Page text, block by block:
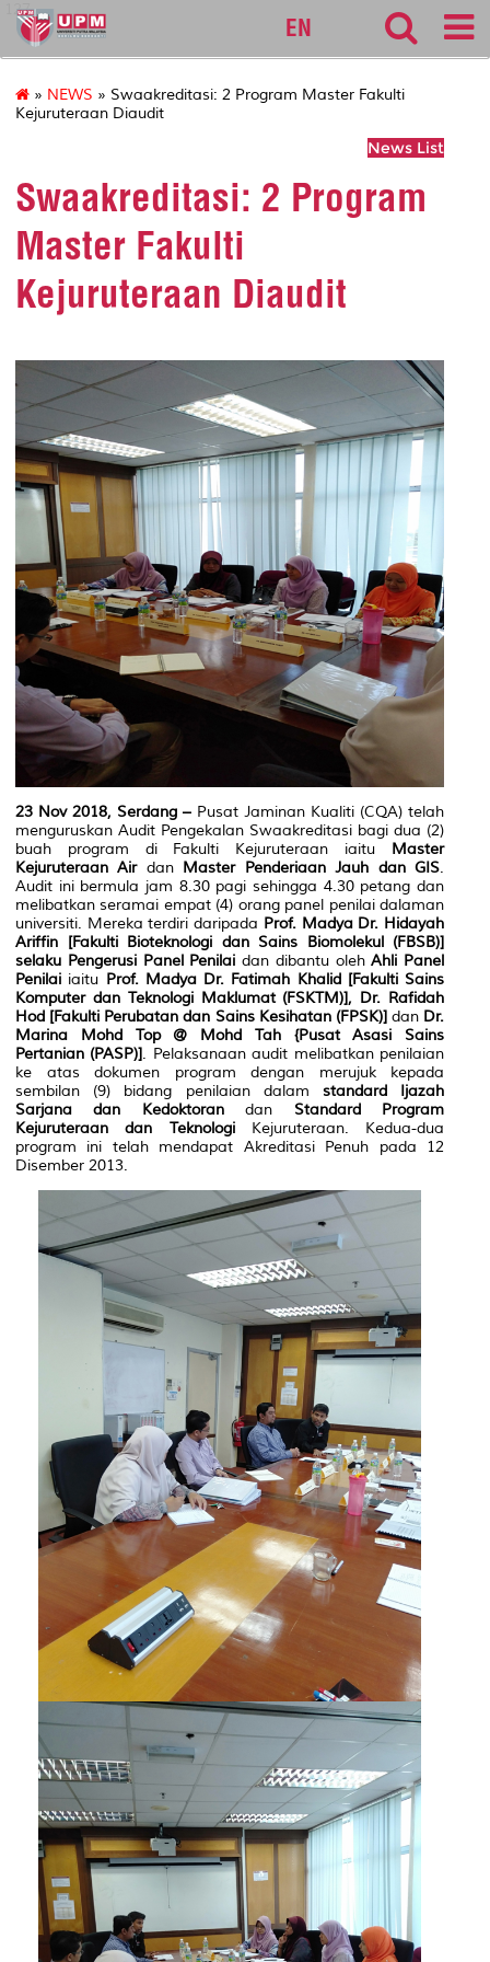
127
EN
» NEWS » Swaakreditasi: 2 Program Master Fakulti
Kejuruteraan Diaudit
News List
Swaakreditasi: 2 Program
Master Fakulti
Kejuruteraan Diaudit
23 Nov 2018, Serdang – Pusat Jaminan Kualiti (CQA) telah
menguruskan Audit Pengekalan Swaakreditasi bagi dua (2)
buah program di Fakulti Kejuruteraan iaitu Master
Kejuruteraan Air danMaster Penderiaan Jauh dan GIS.
Audit ini bermula jam 8.30 pagi sehingga 4.30 petang dan
melibatkan seramai empat (4) orang panel penilai dalaman
universiti. Mereka terdiri daripada Prof. Madya Dr. Hidayah
Ariffin [Fakulti Bioteknologi dan Sains Biomolekul (FBSB)]
selaku Pengerusi Panel Penilai dan dibantu olehAhli Panel
Penilai iaitu Prof. Madya Dr. Fatimah Khalid [Fakulti Sains
Komputer dan Teknologi Maklumat (FSKTM)], Dr. Rafidah
Hod [Fakulti Perubatan dan Sains Kesihatan (FPSK)] danDr.
Marina Mohd Top @ Mohd Tah {Pusat Asasi Sains
Pertanian (PASP)]. Pelaksanaan audit melibatkan penilaian
ke atas dokumen program dengan merujuk kepada
sembilan (9) bidang penilaian dalam standard Ijazah
Sarjana dan Kedoktorandan Standard Program
Kejuruteraan dan TeknologiKejuruteraan. Kedua-dua
program ini telah mendapat Akreditasi Penuh pada 12
Disember 2013.